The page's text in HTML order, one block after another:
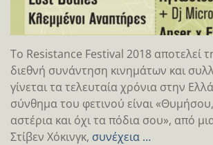
Το Resistance Festival 2018 αποτελεί
διεθνή συνάντηση κινημάτων και
γίνεται τα τελευταία χρόνια στην
σύνθημα του φετινού είναι
αστέρια και όχι τα πόδια σου», από
Στίβεν Χόκινγκ, συνέχεια …